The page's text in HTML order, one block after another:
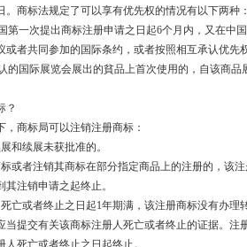
商标法规定了可以享有优先权的情况有以下两种：
第一次提出商标注册申请之日起6个月内，又在中
或者共同参加的国际条约，或者按照相互承认优先
的国际展览会展出的貧品上首次使用的，自该商
？
商标局可以注销注册商标：
和续展未获批准的。
或者注销其商标在部分指定商品上的注册的，该
注销申请之起终止。
亡或者终止之日起1年期满，该注册商标没有办理
当提交有关该商标注册人死亡或者终止的证据。注
死亡或者终止之日起终止。